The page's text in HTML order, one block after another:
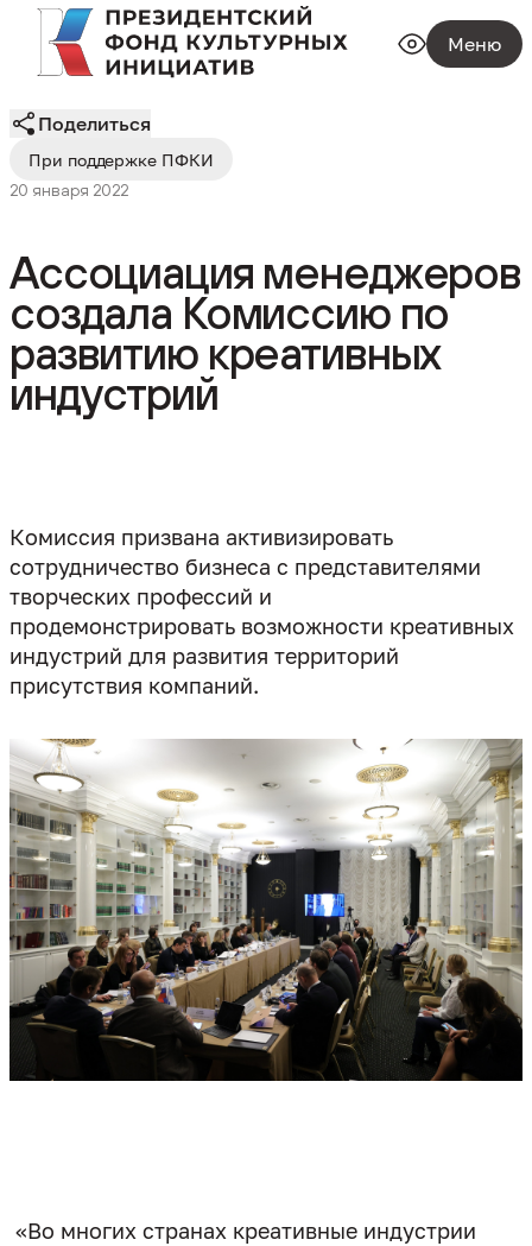
Меню
При поддержке ПФКИ
20 января 2022
Поделиться
Ассоциация менеджеров
создала Комиссию по
развитию креативных
индустрий
Комиссия призвана активизировать
сотрудничество бизнеса с представителями
творческих профессий и
продемонстрировать возможности креативных
индустрий для развития территорий
присутствия компаний.
«Во многих странах креативные индустрии